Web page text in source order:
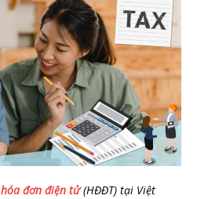
hóa đơn điện tử(HĐĐT) tại Việt